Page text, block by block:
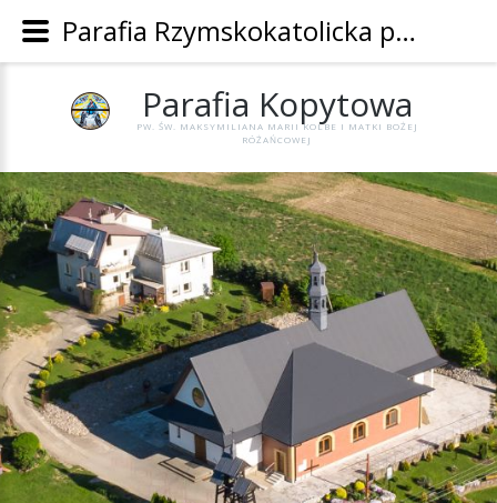
Parafia Kopytowa
PW. ŚW. MAKSYMILIANA MARII KOLBE I MATKI BOŻEJ
RÓŻAŃCOWEJ
Parafia Rzymskokatolicka pw. Św. Maksymiliana Marii Kolbe i Matki Bożej Różańcowej w Kopytowej - Parafia Kopytowa